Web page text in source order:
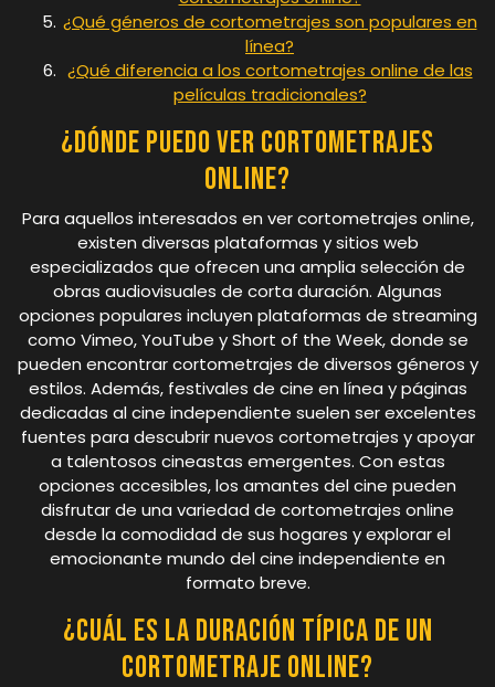
¿Qué géneros de cortometrajes son populares en
línea?
¿Qué diferencia a los cortometrajes online de las
películas tradicionales?
¿Dónde puedo ver cortometrajes
online?
Para aquellos interesados en ver cortometrajes online,
existen diversas plataformas y sitios web
especializados que ofrecen una amplia selección de
obras audiovisuales de corta duración. Algunas
opciones populares incluyen plataformas de streaming
como Vimeo, YouTube y Short of the Week, donde se
pueden encontrar cortometrajes de diversos géneros y
estilos. Además, festivales de cine en línea y páginas
dedicadas al cine independiente suelen ser excelentes
fuentes para descubrir nuevos cortometrajes y apoyar
a talentosos cineastas emergentes. Con estas
opciones accesibles, los amantes del cine pueden
disfrutar de una variedad de cortometrajes online
desde la comodidad de sus hogares y explorar el
emocionante mundo del cine independiente en
formato breve.
¿Cuál es la duración típica de un
cortometraje online?